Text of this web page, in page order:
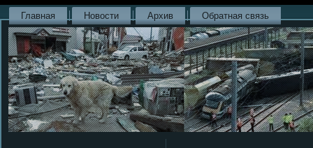
Главная Новости Архив Обратная связь